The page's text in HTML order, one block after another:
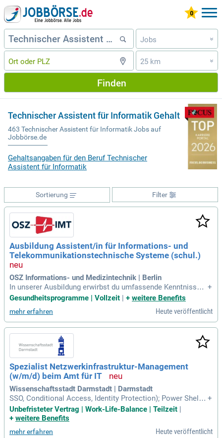
Jobs »
25 km »
Finden
Technischer Assistent für Informatik Gehalt
463 Technischer Assistent für Informatik Jobs auf
Jobbörse.de
Gehaltsangaben für den Beruf Technischer
Assistent für Informatik
Filter
Sortierung
Ausbildung Assistent/in für Informations- und
Telekommunikationstechnische Systeme (schul.)
OSZ Informations- und Medizintechnik | Berlin
In unserer Ausbildung erwirbst du umfassende Kenntnisse i
n Deutsch, Wirtschafts- und Sozialkunde sowie Englisch. Du
wirst auch mit Werkstoffen der IT-Technik und Sport/Gesun
dheitsförderung vertraut gemacht. Die praxisorientierten Ler
nbereiche umfassen Informations- und Telekommunikation
ssysteme sowie betriebswirtschaftliche Prozesse. Durch La
borprojekte in diesen Disziplinen festigst du dein Know-ho
w. Mit einer Doppelqualifikation kannst du sowohl den Absc
hluss als staatlich geprüfte/-r Assistent/-in als auch die Fac
hhochschulreife erreichen. Für genauere Informationen über
unsere Ausbildungsinhalte besuche bitte unsere Website.
+
Gesundheitsprogramme | Vollzeit | + weitere Benefits
mehr erfahren Heute veröffentlicht
Spezialist Netzwerkinfrastruktur-Management
(w/m/d) beim Amt für IT
Wissenschaftsstadt Darmstadt | Darmstadt
SSO, Conditional Access, Identity Protection); Power Shell-S
kripte für Automatisierung, Kenntnisse in Informationssiche
rheit, Datenschutz (z.
+
Unbefristeter Vertrag | Work-Life-Balance | Teilzeit
+ weitere Benefits
mehr erfahren Heute veröffentlicht